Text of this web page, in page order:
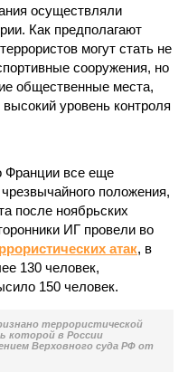
осуществляли
Как предполагают
могут стать не
сооружения, но
общественные места,
уровень контроля
Франции все еще
положения,
после ноябрьских
ИГ провели во
атак, в
130 человек,
150 человек.
террористической
которой в России
Верховного суда РФ от